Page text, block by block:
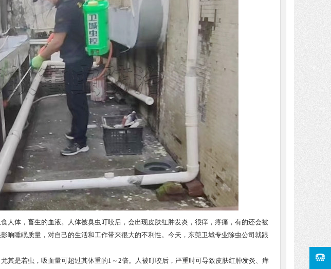
人体，畜生的血液。人体被臭虫叮咬后，会出现皮肤红肿发炎，很痒，疼痛，有的还会被
响睡眠质量，对自己的生活和工作带来很大的不利性。今天，东莞卫城专业除虫公司就跟
其是若虫，吸血量可超过其体重的1～2倍。人被叮咬后，严重时可导致皮肤红肿发炎、痒